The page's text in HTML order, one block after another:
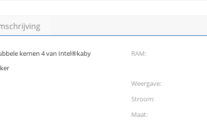
kernen 4 van Intel®kaby
RAM:
Weergave:
Stroom:
Maat: